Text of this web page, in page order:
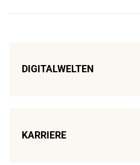
DIGITALWELTEN
KARRIERE